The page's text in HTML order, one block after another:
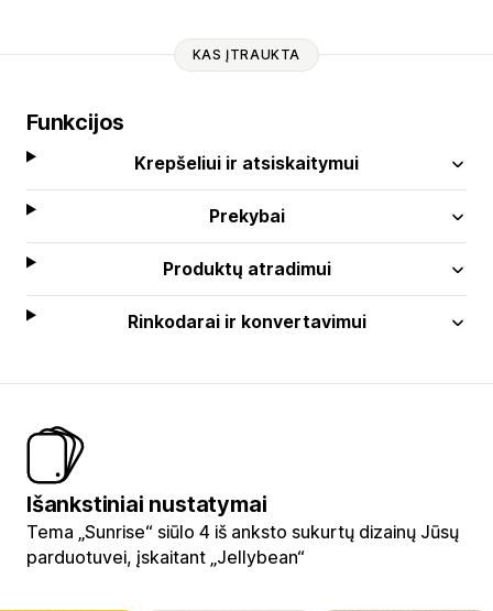
KAS ĮTRAUKTA
Funkcijos
Krepšeliui ir atsiskaitymui
Prekybai
Produktų atradimui
Rinkodarai ir konvertavimui
Išankstiniai nustatymai
Tema „Sunrise“ siūlo 4 iš anksto sukurtų dizainų Jūsų
parduotuvei, įskaitant „Jellybean“